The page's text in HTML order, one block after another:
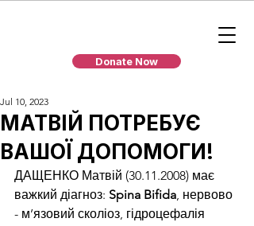
Donate Now
МАТВІЙ ПОТРЕБУЄ
ВАШОЇ ДОПОМОГИ!
Jul 10, 2023
ДАЩЕНКО Матвій (30.11.2008) має
важкий діагноз: Spina Bifida, нервово
- м’язовий сколіоз, гідроцефалія